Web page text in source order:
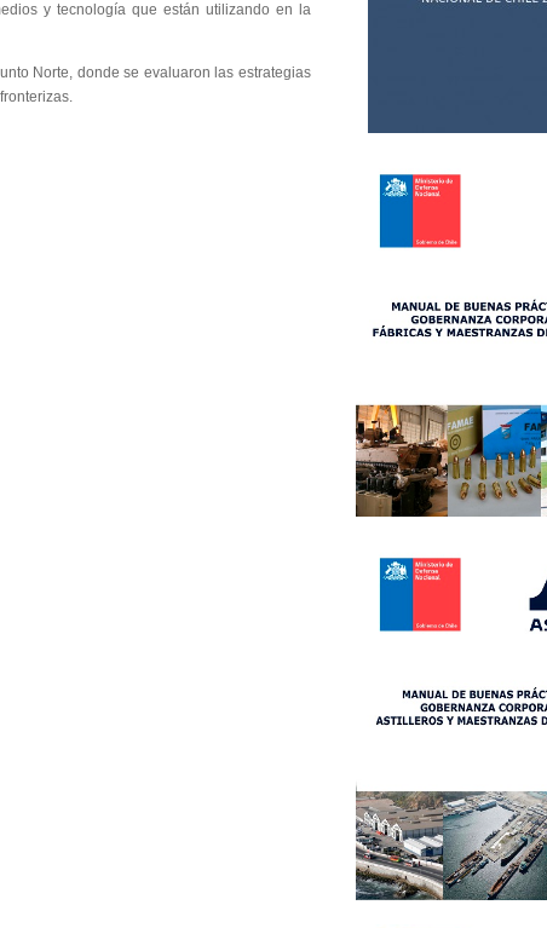
y tecnología que están utilizando en la
Norte, donde se evaluaron las estrategias